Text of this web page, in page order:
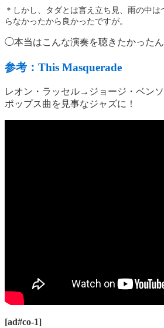
＊しかし、タダとは言え立ち見、雨の中
らなかったから良かったですが。
◯本当はこんな演奏を聴きたかったん
参考：This Masquerade
レオン・ラッセル→ジョージ・ベン
ポップス曲を見事なジャズに！
[ad#co-1]